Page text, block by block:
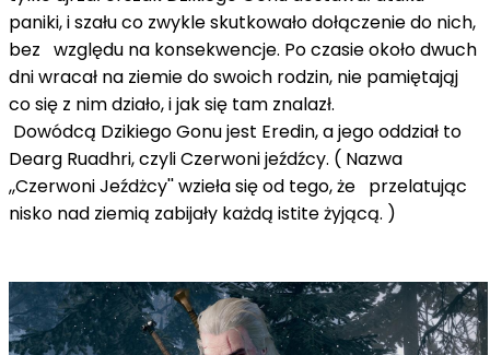
paniki, i szału co zwykle skutkowało dołączenie do nich,
bez względu na konsekwencje. Po czasie około dwuch
dni wracał na ziemie do swoich rodzin, nie pamiętająj
co się z nim działo, i jak się tam znalazł.
Dowódcą Dzikiego Gonu jest Eredin, a jego oddział to
Dearg Ruadhri, czyli Czerwoni jeźdźcy. ( Nazwa
,,Czerwoni Jeźdżcy'' wzieła się od tego, że przelatując
nisko nad ziemią zabijały każdą istite żyjącą. )